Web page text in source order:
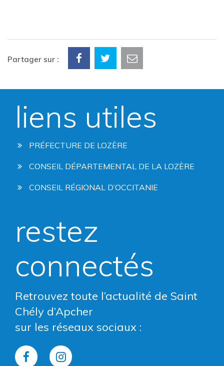
Partager sur :
liens utiles
PRÉFECTURE DE LOZÈRE
CONSEIL DÉPARTEMENTAL DE LA LOZÈRE
CONSEIL RÉGIONAL D’OCCITANIE
restez
connectés
Retrouvez toute l’actualité de Saint
Chély d’Apcher
sur les réseaux sociaux :
Lien
Lien